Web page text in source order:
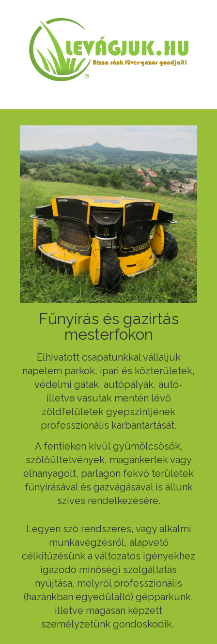
Fűnyírás és gazirtás
mesterfokon
Elhivatott csapatunkkal vállaljuk
napelem parkok, ipari és közterületek,
védelmi gátak, autópályák, autó-
illetve vasutak mentén lévő
zöldfelületek gyepszintjének
professzionális karbantartását.
A fentieken kívül gyümölcsösök,
szőlőültetvények, magánkertek vagy
elhanyagolt, parlagon fekvő területek
fűnyírásával és gazvágásával is állunk
szíves rendelkezésére.
Legyen szó rendszeres, vagy alkalmi
munkavégzésről, alapvető
célkitűzésünk a változatos igényekhez
igazodó minőségi szolgáltatás
nyújtása, melyről professzionális
(hazánkban egyedülálló) gépparkunk,
illetve magasan képzett
személyzetünk gondoskodik.